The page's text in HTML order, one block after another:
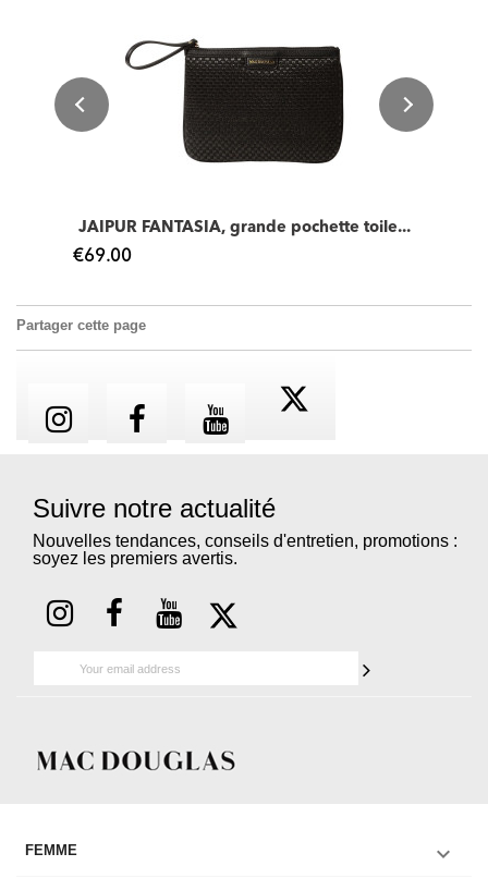
JAIPUR FANTASIA, grande pochette toile...
€69.00
Partager cette page
Suivre notre actualité
Nouvelles tendances, conseils d'entretien, promotions :
soyez les premiers avertis.
FEMME 